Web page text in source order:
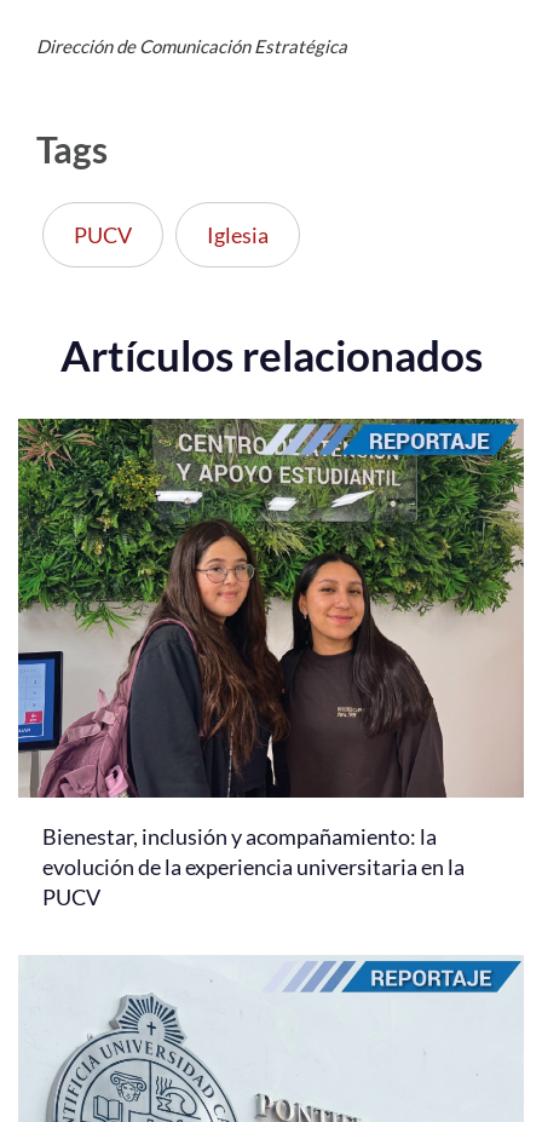
Dirección de Comunicación Estratégica
Tags
PUCV Iglesia
Artículos relacionados
Bienestar, inclusión y acompañamiento: la
evolución de la experiencia universitaria en la
PUCV